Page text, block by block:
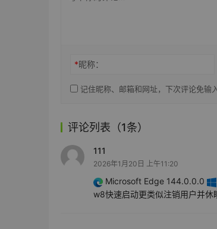
*昵称：
记住昵称、邮箱和网址，下次评论免输
评论列表（1条）
111
2026年1月20日 上午11:20
Microsoft Edge 144.0.0.0
w8快速启动更类似注销用户并休